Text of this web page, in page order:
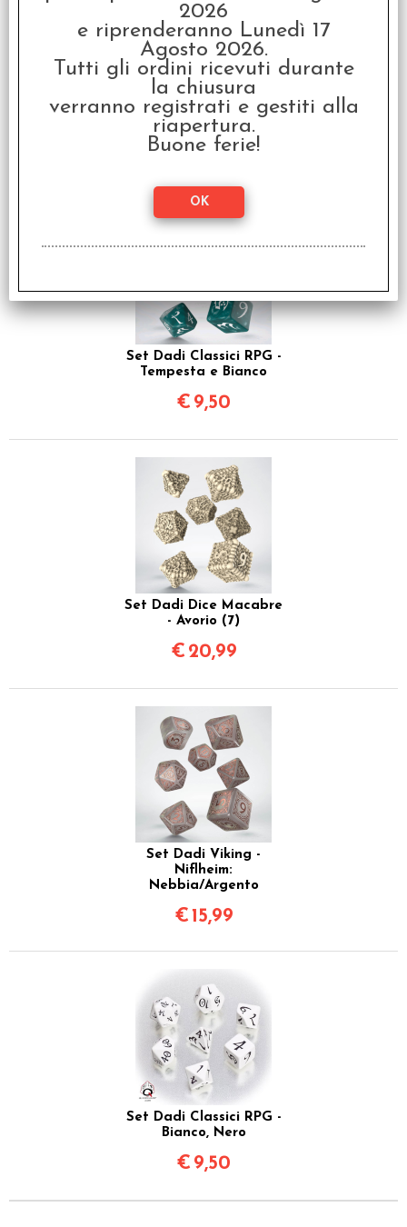
Set Dadi Classici RPG -
Fumo, Bianco
€ 9,50
Set Dadi Classici RPG -
Tempesta e Bianco
€ 9,50
Set Dadi Dice Macabre
- Avorio (7)
€ 20,99
Set Dadi Viking -
Niflheim:
Nebbia/Argento
€ 15,99
Set Dadi Classici RPG -
Bianco, Nero
€ 9,50
2026
e riprenderanno Lunedì 17
Agosto 2026.
Tutti gli ordini ricevuti durante
la chiusura
verranno registrati e gestiti alla
riapertura.
Buone ferie!